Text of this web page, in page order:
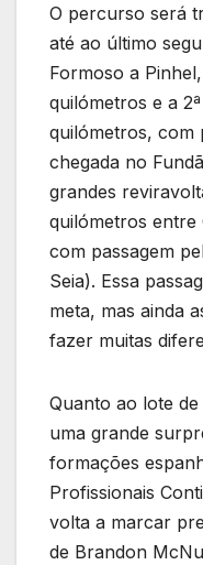
O percurso será
até ao último
Formoso a
quilómetros e a
quilómetros, com
chegada no
grandes
quilómetros entre
com passagem
Seia). Essa
meta, mas ainda
fazer muitas
Quanto ao lote
uma grande
formações
Profissionais
volta a marcar
de Brandon